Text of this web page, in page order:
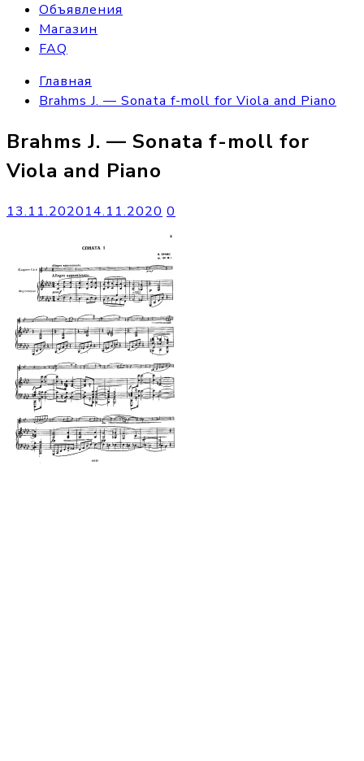
Объявления
Магазин
FAQ
Главная
Brahms J. — Sonata f-moll for Viola and Piano
Brahms J. — Sonata f-moll for
Viola and Piano
13.11.202014.11.2020 0